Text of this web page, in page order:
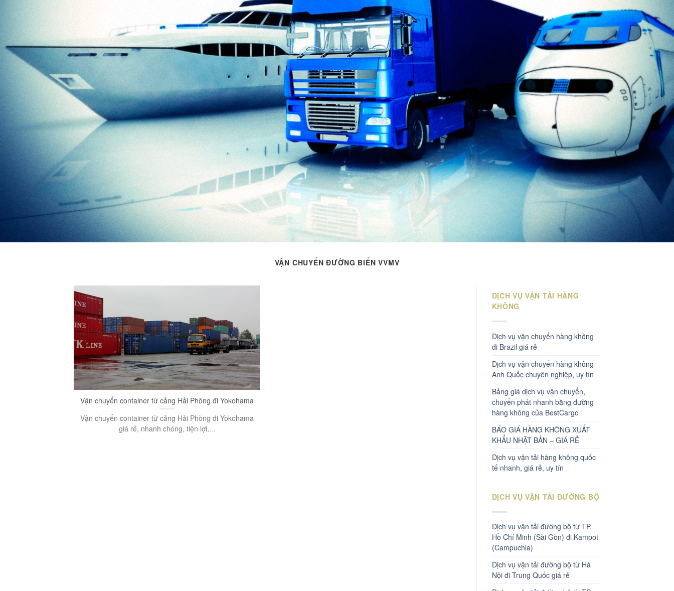
VẬN CHUYỂN ĐƯỜNG BIỂN VVMV
Vận chuyển container từ cảng Hải Phòng đi Yokohama
Vận chuyển container từ cảng Hải Phòng đi Yokohama
giá rẻ, nhanh chóng, tiện lợi,...
DỊCH VỤ VẬN TẢI HÀNG
KHÔNG
Dịch vụ vận chuyển hàng không
đi Brazil giá rẻ
Dịch vụ vận chuyển hàng không
Anh Quốc chuyên nghiệp, uy tín
Bảng giá dịch vụ vận chuyển,
chuyển phát nhanh bằng đường
hàng không của BestCargo
BÁO GIÁ HÀNG KHÔNG XUẤT
KHẨU NHẬT BẢN – GIÁ RẺ
Dịch vụ vận tải hàng không quốc
tế nhanh, giá rẻ, uy tín
DỊCH VỤ VẬN TẢI ĐƯỜNG BỘ
Dịch vụ vận tải đường bộ từ TP.
Hồ Chí Minh (Sài Gòn) đi Kampot
(Campuchia)
Dịch vụ vận tải đường bộ từ Hà
Nội đi Trung Quốc giá rẻ